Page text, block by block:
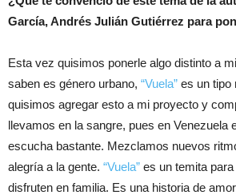
García, Andrés Julián Gutiérrez para
Esta vez quisimos ponerle algo distinto a
saben es género urbano, “Vuela” es un tipo
quisimos agregar esto a mi proyecto y
llevamos en la sangre, pues en Venezuela
escucha bastante. Mezclamos nuevos
alegría a la gente. “Vuela” es un temita
disfruten en familia. Es una historia de